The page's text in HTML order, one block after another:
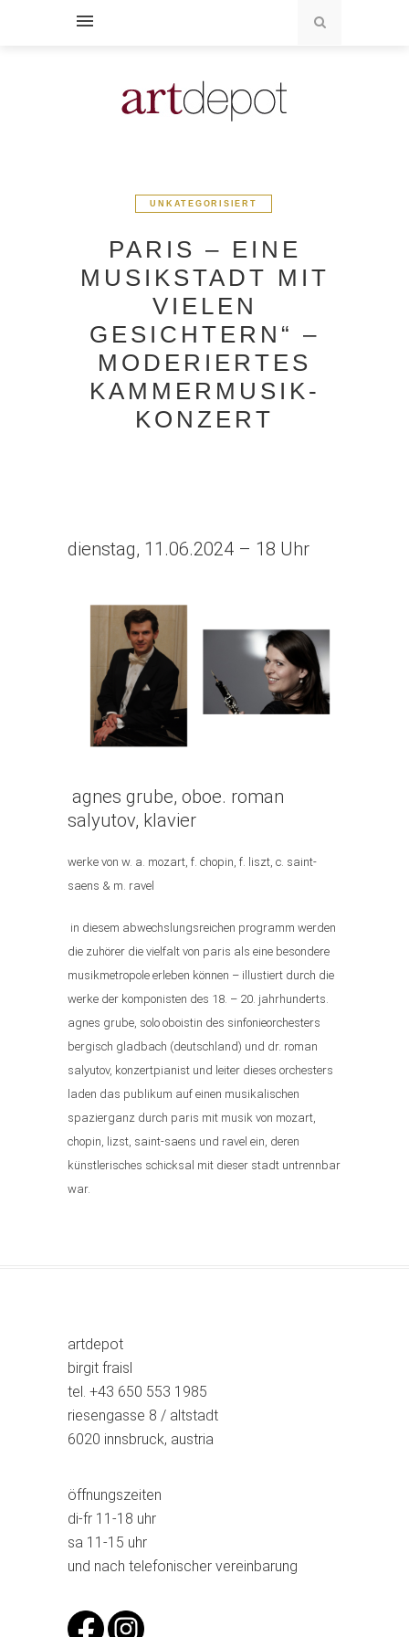
UNKATEGORISIERT
PARIS – EINE
MUSIKSTADT MIT
VIELEN
GESICHTERN“ –
MODERIERTES
KAMMERMUSIK-
KONZERT
dienstag, 11.06.2024 – 18 Uhr
agnes grube, oboe. roman
salyutov, klavier
werke von w. a. mozart, f. chopin, f. liszt, c. saint-
saens & m. ravel
in diesem abwechslungsreichen programm werden
die zuhörer die vielfalt von paris als eine besondere
musikmetropole erleben können – illustiert durch die
werke der komponisten des 18. – 20. jahrhunderts.
agnes grube, solo oboistin des sinfonieorchesters
bergisch gladbach (deutschland) und dr. roman
salyutov, konzertpianist und leiter dieses orchesters
laden das publikum auf einen musikalischen
spazierganz durch paris mit musik von mozart,
chopin, lizst, saint-saens und ravel ein, deren
künstlerisches schicksal mit dieser stadt untrennbar
war.
artdepot
birgit fraisl
tel. +43 650 553 1985
riesengasse 8 / altstadt
6020 innsbruck, austria
öffnungszeiten
di-fr 11-18 uhr
sa 11-15 uhr
und nach telefonischer vereinbarung